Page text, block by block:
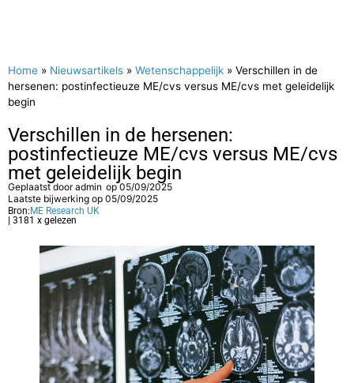
Home » Nieuwsartikels » Wetenschappelijk » Verschillen in de
hersenen: postinfectieuze ME/cvs versus ME/cvs met geleidelijk
begin
Verschillen in de hersenen:
postinfectieuze ME/cvs versus ME/cvs
met geleidelijk begin
Geplaatst dooradmin op 05/09/2025
Laatste bijwerking op 05/09/2025
Bron: ME Research UK
| 3181 x gelezen